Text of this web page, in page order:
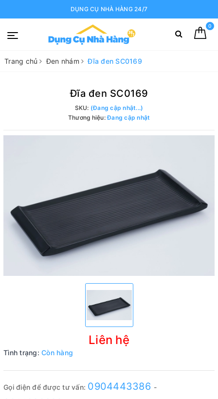
DỤNG CỤ NHÀ HÀNG 24/7
0
Trang chủ Đen nhám Đĩa đen SC0169
Đĩa đen SC0169
SKU: (Đang cập nhật...)
Thương hiệu:Đang cập nhật
Liên hệ
Tình trạng: Còn hàng
Gọi điện để được tư vấn: 0904443386 -